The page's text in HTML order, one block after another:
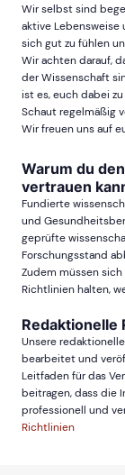
Wir selbst sind
aktive Lebensweise
sich gut zu fühlen
Wir achten darauf,
der Wissenschaft
ist es, euch dabei
Schaut regelmäßig
Wir freuen uns auf
Warum du
vertrauen
Fundierte
und
geprüfte
Forschungsstand
Zudem müssen
Richtlinien halten,
Redaktionelle
Unsere
bearbeitet und
Leitfaden für das
beitragen, dass die
professionell und
Richtlinien